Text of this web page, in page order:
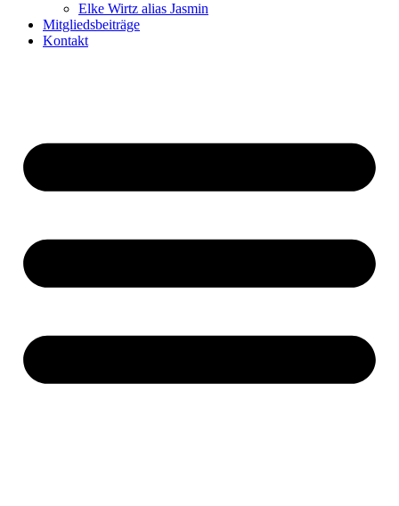
Elke Wirtz alias Jasmin
Mitgliedsbeiträge
Kontakt